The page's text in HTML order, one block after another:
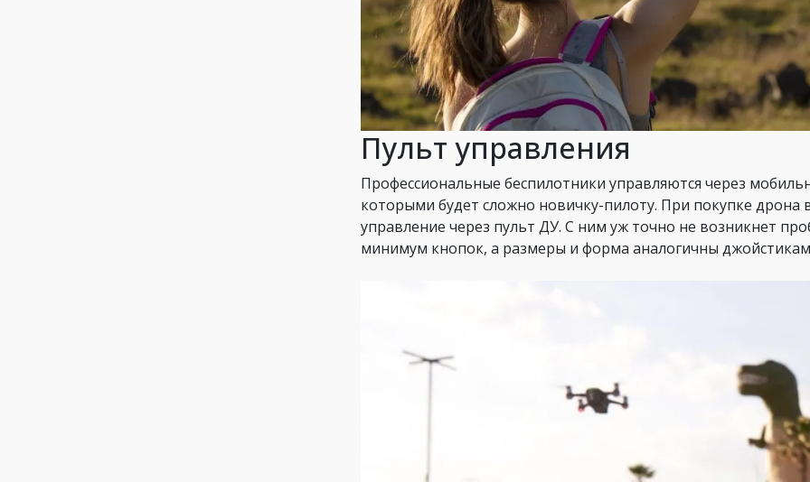
Пульт управления
Профессиональные беспилотники управляются через
которыми будет сложно новичку-пилоту. При покупке
управление через пульт ДУ. С ним уж точно не возникнет
минимум кнопок, а размеры и форма аналогичны